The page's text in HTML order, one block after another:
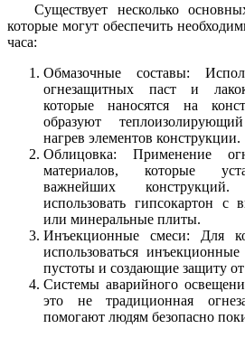
Существует несколько
которые могут обеспечить
часа:
Обмазочные составы:
огнезащитных паст и
которые наносятся на
образуют
нагрев элементов конструкции.
Облицовка: Применение
материалов, которые
важнейших
использовать гипсокартон с
или минеральные плиты.
Инъекционные смеси: Для
использоваться
пустоты и создающие защиту от
Системы аварийного
это не традиционная
помогают людям безопасно